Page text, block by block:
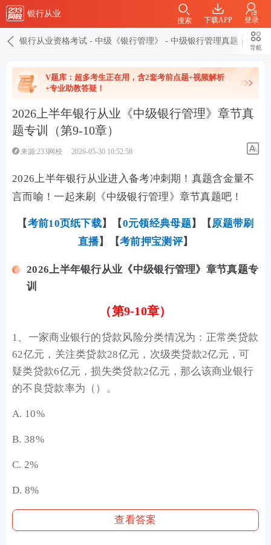
银行从业
下载APP 登录
搜索
银行从业资格考试 - 中级《银行管理》 - 中级银行管理真题
导航
V题库：超多考生正在用，含2套考前点题+视频解析
+专业助教答疑！
2026上半年银行从业《中级银行管理》章节真
题专训（第9-10章）
来源:233网校 2026-05-30 10:52:58
2026上半年银行从业进入备考冲刺期！真题含金量不
言而喻！一起来刷《中级银行管理》章节真题吧！
【考前10页纸下载】【0元领经典母题】【原题带刷
直播】【考前押宝测评】
2026上半年银行从业《中级银行管理》章节真题专
训
（第9-10章）
1、一家商业银行的贷款风险分类情况为：正常类贷款
62亿元，关注类贷款28亿元，次级类贷款2亿元，可
疑类贷款6亿元，损失类贷款2亿元，那么该商业银行
的不良贷款率为（）。
A. 10%
B. 38%
C. 2%
D. 8%
查看答案